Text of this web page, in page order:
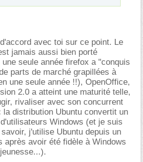
avec toi sur ce point. Le
jamais aussi bien porté
seule année firefox a "conquis
parts de marché grapillées à
une seule année !!), OpenOffice,
2.0 a atteint une maturité telle,
rivaliser avec son concurrent
distribution Ubuntu convertit un
Windows (et je suis
j'utilise Ubuntu depuis un
après avoir été fidèle à Windows